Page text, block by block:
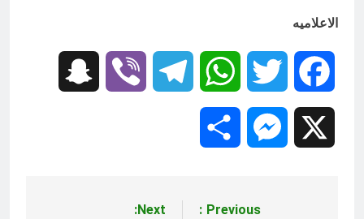
الاعلاميه
Facebook
Twitter
WhatsApp
Telegram
Viber
Messenger
Previous:
Next: